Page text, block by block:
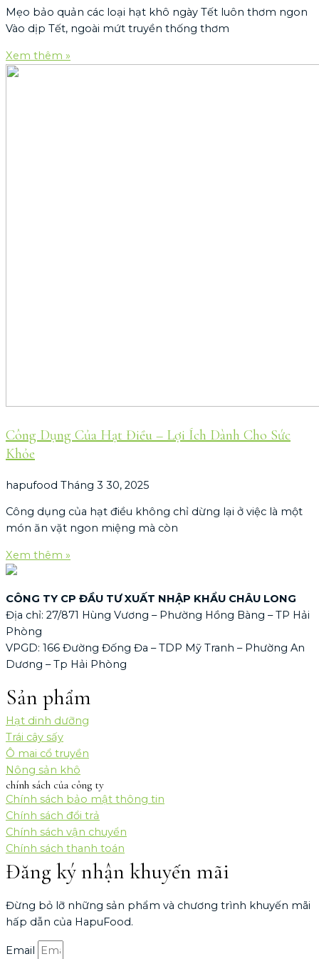
Mẹo bảo quản các loại hạt khô ngày Tết luôn thơm ngon
Vào dịp Tết, ngoài mứt truyền thống thơm
Xem thêm »
Công Dụng Của Hạt Điều – Lợi Ích Dành Cho Sức
Khỏe
hapufood Tháng 3 30, 2025
Công dụng của hạt điều không chỉ dừng lại ở việc là một
món ăn vặt ngon miệng mà còn
Xem thêm »
CÔNG TY CP ĐẦU TƯ XUẤT NHẬP KHẨU CHÂU LONG
Địa chỉ: 27/871 Hùng Vương – Phường Hồng Bàng – TP Hải
Phòng
VPGD: 166 Đường Đống Đa – TDP Mỹ Tranh – Phường An
Dương – Tp Hải Phòng
Sản phẩm
Hạt dinh dưỡng
Trái cây sấy
Ô mai cổ truyền
Nông sản khô
chính sách của công ty
Chính sách bảo mật thông tin
Chính sách đổi trả
Chính sách vận chuyển
Chính sách thanh toán
Đăng ký nhận khuyến mãi
Đừng bỏ lỡ những sản phẩm và chương trình khuyến mãi
hấp dẫn của HapuFood.
Email